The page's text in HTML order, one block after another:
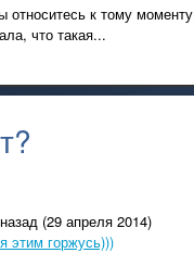
к тому
что такая...
(29 апреля 2014)
этим горжусь)))